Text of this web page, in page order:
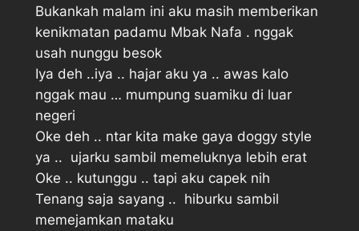
Bukankah malam ini aku masih memberikan
kenikmatan padamu Mbak Nafa . nggak
usah nunggu besok
Iya deh ..iya .. hajar aku ya .. awas kalo
nggak mau … mumpung suamiku di luar
negeri 
Oke deh .. ntar kita make gaya doggy style
ya ..  ujarku sambil memeluknya lebih erat
Oke .. kutunggu .. tapi aku capek nih 
Tenang saja sayang ..  hiburku sambil
memejamkan mataku